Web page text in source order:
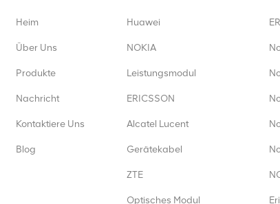
Heim
Über Uns
Produkte
Nachricht
Kontaktiere Uns
Blog
Huawei
NOKIA
Leistungsmodul
ERICSSON
Alcatel Lucent
Gerätekabel
ZTE
Optisches Modul